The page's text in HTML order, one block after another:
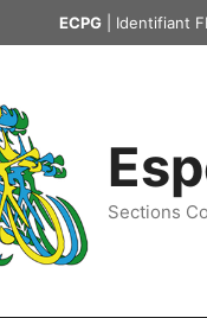
ECPG | Identifiant
Sections